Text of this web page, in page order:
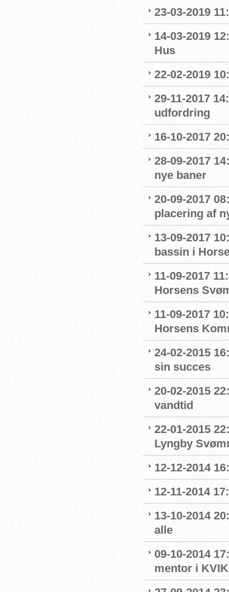
23-03-2019
14-03-2019
Hus
22-02-2019
29-11-2017
udfordring
16-10-2017
28-09-2017
nye baner
20-09-2017
placering af
13-09-2017
bassin i
11-09-2017
Horsens
11-09-2017
Horsens
24-02-2015
sin succes
20-02-2015
vandtid
22-01-2015
Lyngby
12-12-2014
12-11-2014
13-10-2014
alle
09-10-2014
mentor i